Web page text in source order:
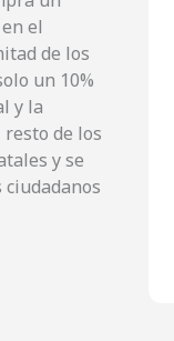
el
de los
un 10%
y la
de los
y se